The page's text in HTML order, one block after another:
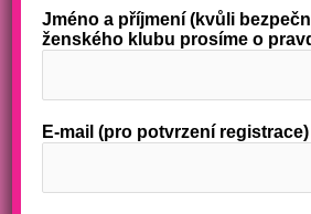
Jméno a příjmení (kvůli
ženského klubu prosíme o
E-mail (pro potvrzení